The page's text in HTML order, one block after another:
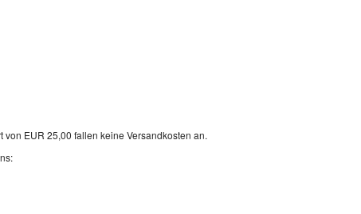
EUR 25,00 fallen keine Versandkosten an.